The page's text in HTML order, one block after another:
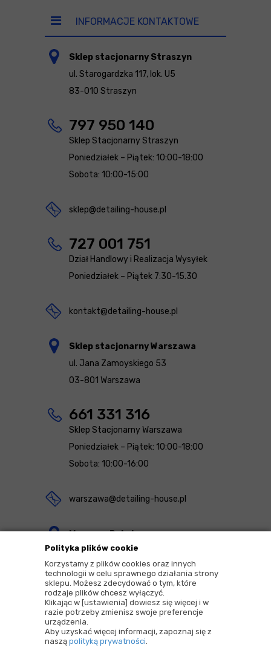
Polityka plików cookie
Korzystamy z plików cookies oraz innych
technologii w celu sprawnego działania strony
sklepu. Możesz zdecydować o tym, które
rodzaje plików chcesz wyłączyć.
Klikając w [ustawienia] dowiesz się więcej i w
razie potrzeby zmienisz swoje preferencje
urządzenia.
Aby uzyskać więcej informacji, zapoznaj się z
naszą polityką prywatności.
INFORMACJE KONTAKTOWE
Sklep stacjonarny Straszyn
ul. Starogardzka 117, lok. U5
83-010 Straszyn
797 950 140
Sklep Stacjonarny Straszyn
Poniedziałek – Piątek: 10:00-18:00
Sobota: 10:00-15:00
sklep@detailing-house.pl
727 001 751
Dział Handlowy i Realizacja Wysyłek
Poniedziałek – Piątek 7:30-15.30
kontakt@detailing-house.pl
Sklep stacjonarny Warszawa
ul. Jana Zamoyskiego 53
03-801 Warszawa
661 331 316
Sklep Stacjonarny Warszawa
Poniedziałek – Piątek: 10:00-18:00
Sobota: 10:00-16:00
warszawa@detailing-house.pl
Magazyn Rekcin
Nomos Sp. z o.o. sp.k.
ul. Agrestowa 1
83-010 Rekcin